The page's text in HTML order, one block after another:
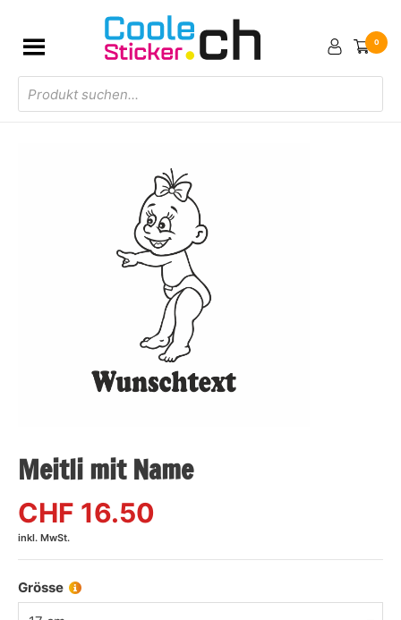
Products
search
0
Meitli mit Name
CHF 16.50
inkl. MwSt.
Grösse